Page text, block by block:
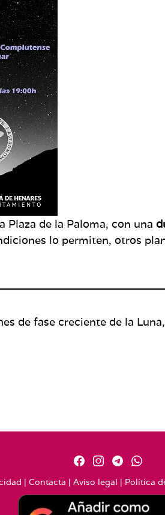
Plaza de la Paloma, con una
lo permiten, otros
de fase creciente de la
| Contacta | Aviso legal | Política